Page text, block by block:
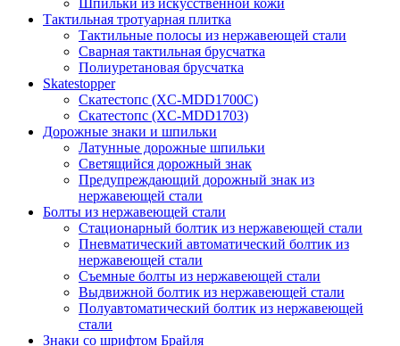
Шпильки из искусственной кожи
Тактильная тротуарная плитка
Тактильные полосы из нержавеющей стали
Сварная тактильная брусчатка
Полиуретановая брусчатка
Skatestopper
Скатестопс (XC-MDD1700C)
Скатестопс (XC-MDD1703)
Дорожные знаки и шпильки
Латунные дорожные шпильки
Светящийся дорожный знак
Предупреждающий дорожный знак из
нержавеющей стали
Болты из нержавеющей стали
Стационарный болтик из нержавеющей стали
Пневматический автоматический болтик из
нержавеющей стали
Съемные болты из нержавеющей стали
Выдвижной болтик из нержавеющей стали
Полуавтоматический болтик из нержавеющей
стали
Знаки со шрифтом Брайля